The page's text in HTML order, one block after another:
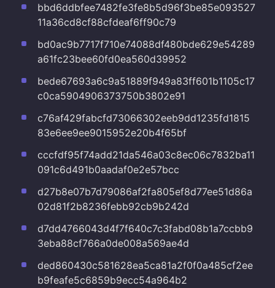
bbd6ddbfee7482fe3fe8b5d96f3be85e093527
11a36cd8cf88cfdeaf6ff90c79
bd0ac9b7717f710e74088df480bde629e54289
a61fc23bee60fd0ea560d39952
bede67693a6c9a51889f949a83ff601b1105c17
c0ca5904906373750b3802e91
c76af429fabcfd73066302eeb9dd1235fd1815
83e6ee9ee9015952e20b4f65bf
cccfdf95f74add21da546a03c8ec06c7832ba11
091c6d491b0aadaf0e2e57bcc
d27b8e07b7d79086af2fa805ef8d77ee51d86a
02d81f2b8236febb92cb9b242d
d7dd4766043d4f7f640c7c3fabd08b1a7ccbb9
3eba88cf766a0de008a569ae4d
ded860430c581628ea5ca81a2f0f0a485cf2ee
b9feafe5c6859b9ecc54a964b2